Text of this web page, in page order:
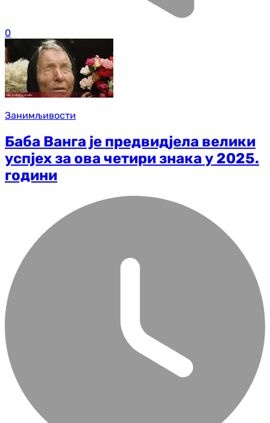
0
Занимљивости
Баба Ванга је предвидјела велики
успјех за ова четири знака у 2025.
години